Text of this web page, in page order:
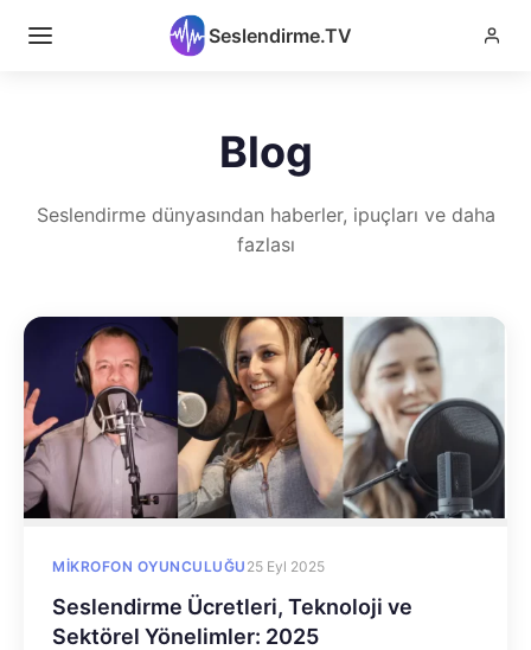
Seslendirme.TV
Blog
Seslendirme dünyasından haberler, ipuçları ve daha
fazlası
MIKROFON OYUNCULUĞU 25 Eyl 2025
Seslendirme Ücretleri, Teknoloji ve
Sektörel Yönelimler: 2025